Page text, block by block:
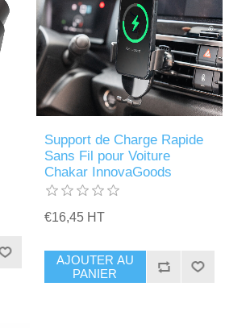
Support de Charge Rapide
Sans Fil pour Voiture
Chakar InnovaGoods
€16,45 HT
AJOUTER AU
PANIER